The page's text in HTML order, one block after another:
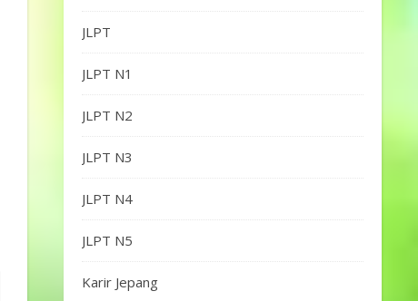
JLPT
JLPT N1
JLPT N2
JLPT N3
JLPT N4
JLPT N5
Karir Jepang